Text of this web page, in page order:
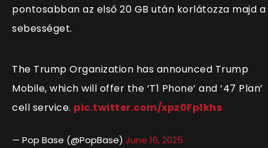
pontosabban az első 20 GB után korlátozza majd a
sebességet.
The Trump Organization has announced Trump
Mobile, which will offer the ‘T1 Phone’ and ‘47 Plan’
cell service. pic.twitter.com/xpz0Fp1khs
— Pop Base (@PopBase) June 16, 2025